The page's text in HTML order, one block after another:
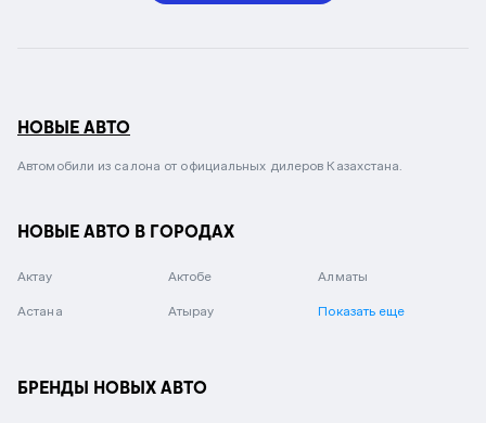
НОВЫЕ АВТО
Автомобили из салона от официальных дилеров Казахстана.
НОВЫЕ АВТО В ГОРОДАХ
Актау Актобе Алматы
Астана Атырау Показать еще
БРЕНДЫ НОВЫХ АВТО